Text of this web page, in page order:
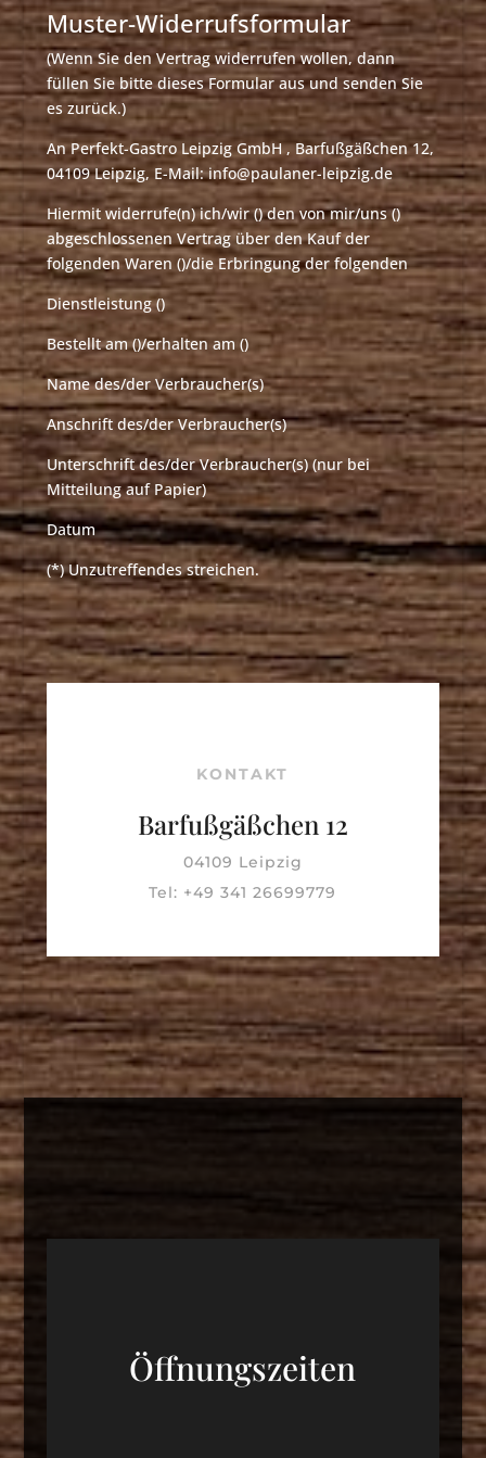
Muster-Widerrufsformular
(Wenn Sie den Vertrag widerrufen wollen, dann
füllen Sie bitte dieses Formular aus und senden Sie
es zurück.)
An Perfekt-Gastro Leipzig GmbH , Barfußgäßchen 12,
04109 Leipzig, E-Mail: info@paulaner-leipzig.de
Hiermit widerrufe(n) ich/wir () den von mir/uns ()
abgeschlossenen Vertrag über den Kauf der
folgenden Waren ()/die Erbringung der folgenden
Dienstleistung ()
Bestellt am ()/erhalten am ()
Name des/der Verbraucher(s)
Anschrift des/der Verbraucher(s)
Unterschrift des/der Verbraucher(s) (nur bei
Mitteilung auf Papier)
Datum
(*) Unzutreffendes streichen.
KONTAKT
Barfußgäßchen 12
04109 Leipzig
Tel: +49 341 26699779
Öffnungszeiten